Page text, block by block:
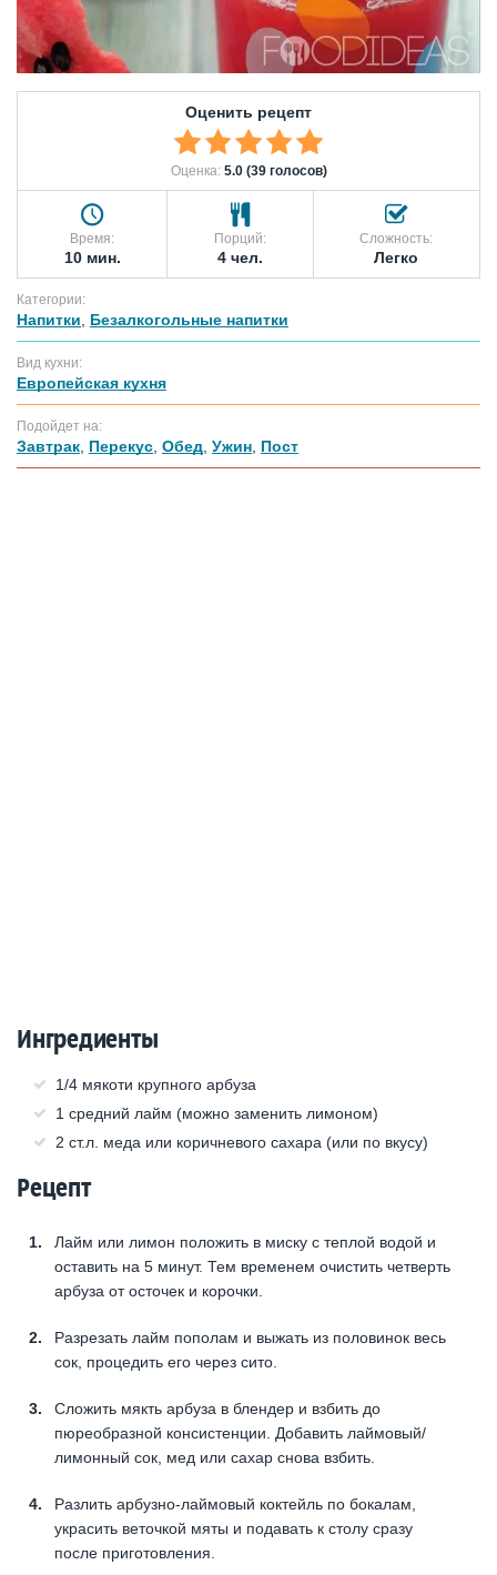
Оценить рецепт
Оценка: 5.0 (39 голосов)
Время:
10 мин.
Порций:
4 чел.
Сложность:
Легко
Категории:
Напитки Безалкогольные напитки
Вид кухни:
Европейская кухня
Подойдет на:
Завтрак Перекус Обед Ужин Пост
Ингредиенты
1/4 мякоти крупного арбуза
1 средний лайм (можно заменить лимоном)
2 ст.л. меда или коричневого сахара (или по вкусу)
Рецепт
Лайм или лимон положить в миску с теплой водой и
оставить на 5 минут. Тем временем очистить четверть
арбуза от осточек и корочки.
Разрезать лайм пополам и выжать из половинок весь
сок, процедить его через сито.
Сложить мякть арбуза в блендер и взбить до
пюреобразной консистенции. Добавить лаймовый/
лимонный сок, мед или сахар снова взбить.
Разлить арбузно-лаймовый коктейль по бокалам,
украсить веточкой мяты и подавать к столу сразу
после приготовления.